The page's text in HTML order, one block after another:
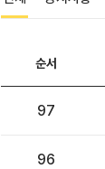
순서
97
96